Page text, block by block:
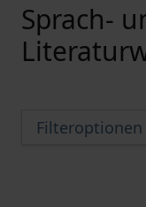
Sprach-
Filteroptionen